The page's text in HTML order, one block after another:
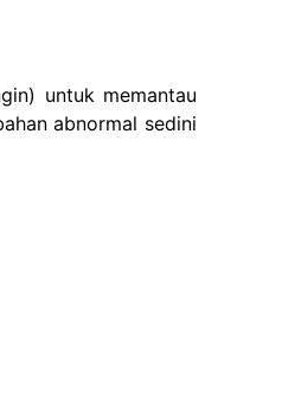
untuk memantau
abnormal sedini